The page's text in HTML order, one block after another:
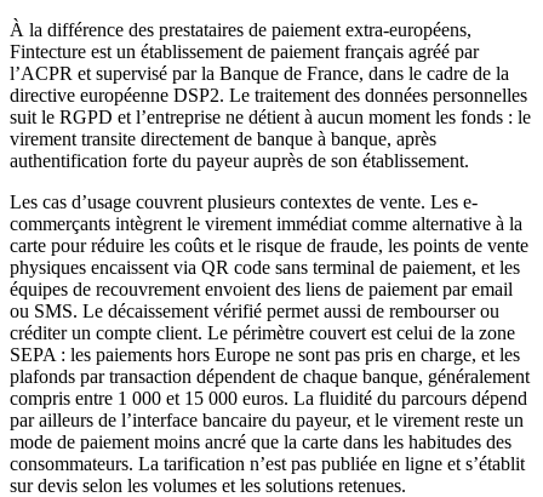
À la différence des prestataires de paiement extra-européens,
Fintecture est un établissement de paiement français agréé par
l’ACPR et supervisé par la Banque de France, dans le cadre de la
directive européenne DSP2. Le traitement des données personnelles
suit le RGPD et l’entreprise ne détient à aucun moment les fonds : le
virement transite directement de banque à banque, après
authentification forte du payeur auprès de son établissement.
Les cas d’usage couvrent plusieurs contextes de vente. Les e-
commerçants intègrent le virement immédiat comme alternative à la
carte pour réduire les coûts et le risque de fraude, les points de vente
physiques encaissent via QR code sans terminal de paiement, et les
équipes de recouvrement envoient des liens de paiement par email
ou SMS. Le décaissement vérifié permet aussi de rembourser ou
créditer un compte client. Le périmètre couvert est celui de la zone
SEPA : les paiements hors Europe ne sont pas pris en charge, et les
plafonds par transaction dépendent de chaque banque, généralement
compris entre 1 000 et 15 000 euros. La fluidité du parcours dépend
par ailleurs de l’interface bancaire du payeur, et le virement reste un
mode de paiement moins ancré que la carte dans les habitudes des
consommateurs. La tarification n’est pas publiée en ligne et s’établit
sur devis selon les volumes et les solutions retenues.